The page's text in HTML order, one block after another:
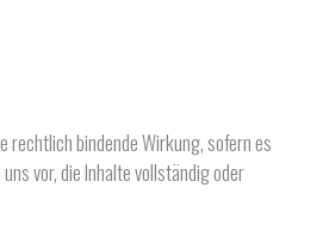
bindende Wirkung, sofern es
vor, die Inhalte vollständig oder